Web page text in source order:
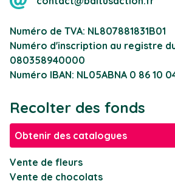
Numéro de TVA: NL807881831B01
Numéro d'inscription au registre
080358940000
Numéro IBAN: NL05ABNA 0 86 10
Recolter des fonds
Obtenir des catalogues
Vente de fleurs
Vente de chocolats